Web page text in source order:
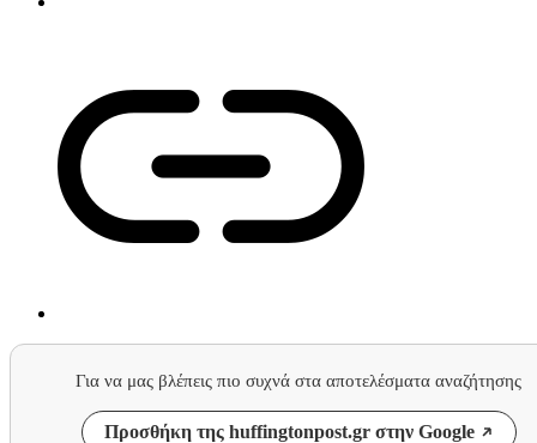
Για να μας βλέπεις πιο συχνά στα αποτελέσματα αναζήτησης
Προσθήκη της huffingtonpost.gr στην Google